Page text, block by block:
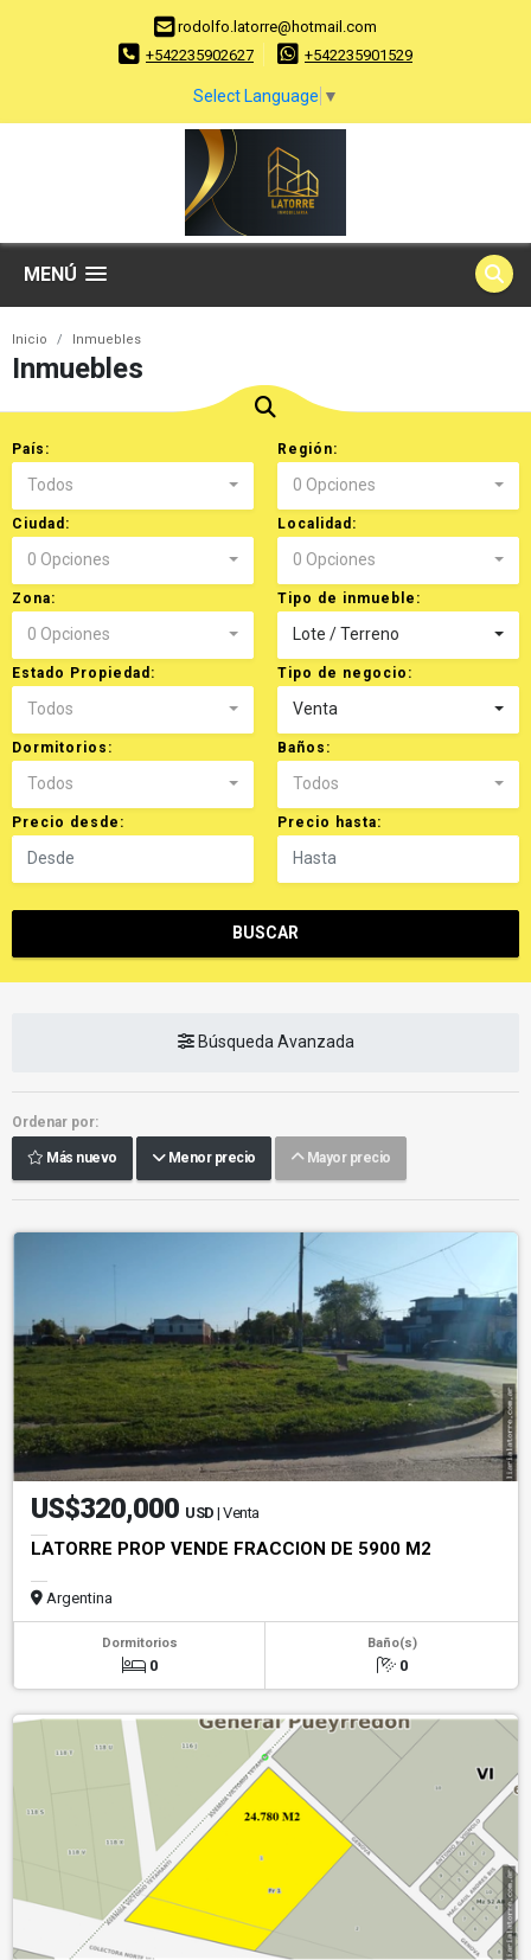
rodolfo.latorre@hotmail.com
+542235902627
+542235901529
Select Language ▼
MENÚ
Inicio Inmuebles
Inmuebles
País:
Todos
Región:
0 Opciones
Ciudad:
0 Opciones
Localidad:
0 Opciones
Zona:
0 Opciones
Tipo de inmueble:
Lote / Terreno
Estado Propiedad:
Todos
Tipo de negocio:
Venta
Dormitorios:
Todos
Baños:
Todos
Precio desde: Precio hasta:
BUSCAR
Búsqueda Avanzada
Ordenar por:
Más nuevo Menor precio Mayor precio
US$320,000 USD | Venta
LATORRE PROP VENDE FRACCION DE 5900 M2
Argentina
Dormitorios
0
Baño(s)
0